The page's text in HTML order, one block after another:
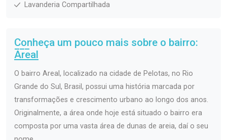
Lavanderia Compartilhada
Conheça um pouco mais sobre o bairro:
Areal
O bairro Areal, localizado na cidade de Pelotas, no Rio
Grande do Sul, Brasil, possui uma história marcada por
transformações e crescimento urbano ao longo dos anos.
Originalmente, a área onde hoje está situado o bairro era
composta por uma vasta área de dunas de areia, daí o seu